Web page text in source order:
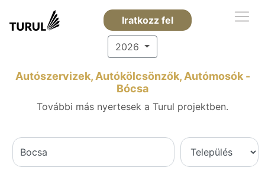
Iratkozz fel
2026
Autószervizek, Autókölcsönzők, Autómosók -
Bócsa
További más nyertesek a Turul projektben.